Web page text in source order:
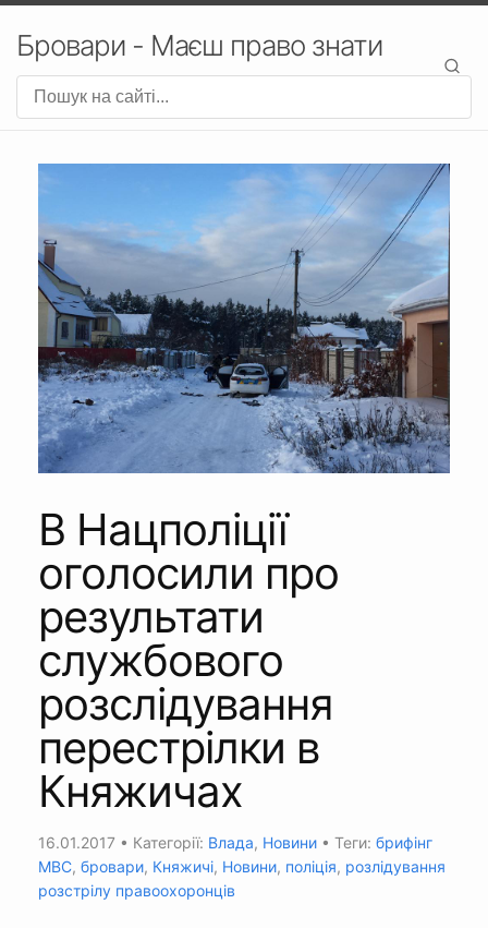
Бровари - Маєш право знати
В Нацполіції
оголосили про
результати
службового
розслідування
перестрілки в
Княжичах
16.01.2017 • Категорії: Влада, Новини • Теги: брифінг
МВС, бровари, Княжичі, Новини, поліція, розлідування
розстрілу правоохоронців